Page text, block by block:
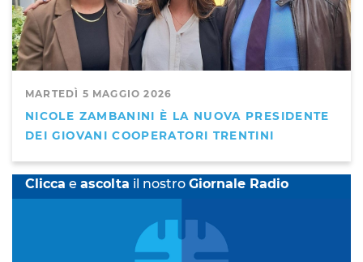
MARTEDÌ 5 MAGGIO 2026
NICOLE ZAMBANINI È LA NUOVA PRESIDENTE
DEI GIOVANI COOPERATORI TRENTINI
Clicca e ascolta il nostro Giornale Radio